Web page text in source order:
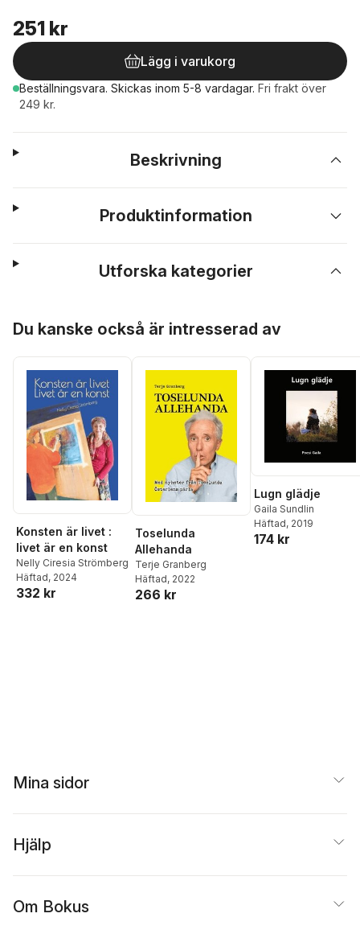
251 kr
Lägg i varukorg
Beställningsvara. Skickas inom 5-8 vardagar. Fri frakt över
249 kr.
Beskrivning
Produktinformation
Utforska kategorier
Du kanske också är intresserad av
Konsten är livet :
livet är en konst
Nelly Ciresia Strömberg
Häftad, 2024
332 kr
Toselunda
Allehanda
Terje Granberg
Häftad, 2022
266 kr
Lugn glädje
Gaila Sundlin
Häftad, 2019
174 kr
Mina sidor
Hjälp
Om Bokus